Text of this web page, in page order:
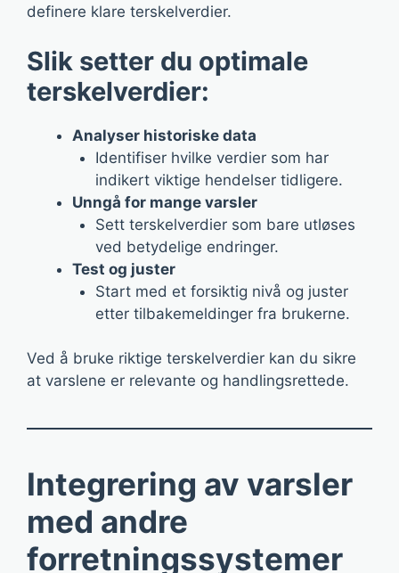
definere klare terskelverdier.
Slik setter du optimale
terskelverdier:
Analyser historiske data
Identifiser hvilke verdier som har
indikert viktige hendelser tidligere.
Unngå for mange varsler
Sett terskelverdier som bare utløses
ved betydelige endringer.
Test og juster
Start med et forsiktig nivå og juster
etter tilbakemeldinger fra brukerne.
Ved å bruke riktige terskelverdier kan du sikre
at varslene er relevante og handlingsrettede.
Integrering av varsler
med andre
forretningssystemer